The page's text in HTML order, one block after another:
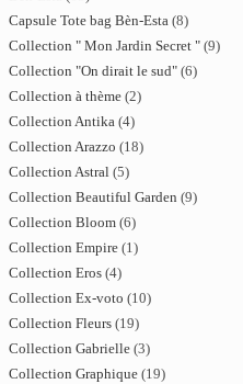
Capsule Tote bag Bèn-Esta 8
Collection " Mon Jardin Secret " 9
Collection "On dirait le sud" 6
Collection à thème 2
Collection Antika 4
Collection Arazzo 18
Collection Astral 5
Collection Beautiful Garden 9
Collection Bloom 6
Collection Empire 1
Collection Eros 4
Collection Ex-voto 10
Collection Fleurs 19
Collection Gabrielle 3
Collection Graphique 19